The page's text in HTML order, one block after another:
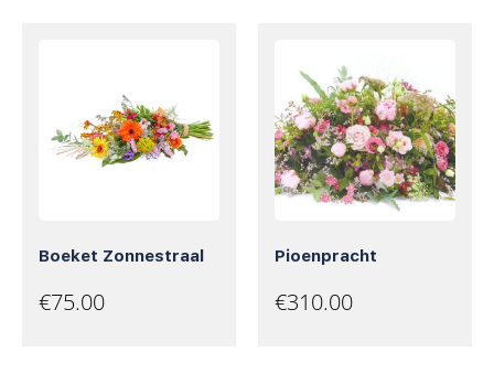
Boeket Zonnestraal
€75.00
Pioenpracht
€310.00